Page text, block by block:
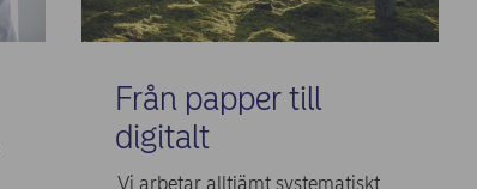
Från papper till
digitalt
Vi arbetar alltjämt systematiskt